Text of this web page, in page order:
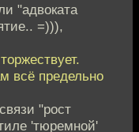
"адвоката
=))),
всё предельно
"рост
'тюремной'